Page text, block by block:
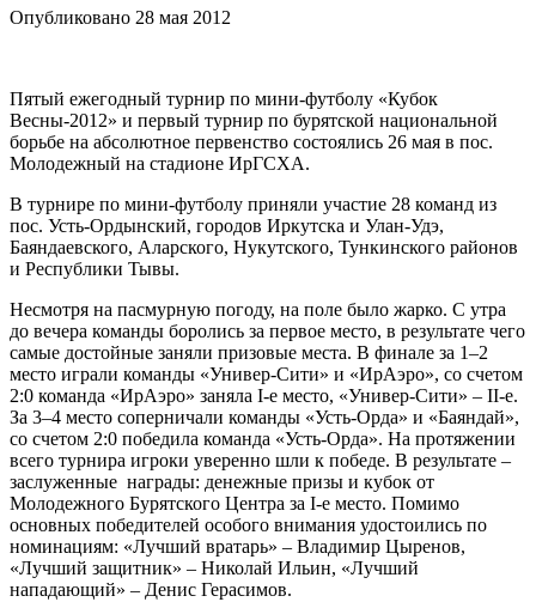
Опубликовано 28 мая 2012
Пятый ежегодный турнир по мини-футболу «Кубок
Весны-2012» и первый турнир по бурятской национальной
борьбе на абсолютное первенство состоялись 26 мая в пос.
Молодежный на стадионе ИрГСХА.
В турнире по мини-футболу приняли участие 28 команд из
пос. Усть-Ордынский, городов Иркутска и Улан-Удэ,
Баяндаевского, Аларского, Нукутского, Тункинского районов
и Республики Тывы.
Несмотря на пасмурную погоду, на поле было жарко. С утра
до вечера команды боролись за первое место, в результате чего
самые достойные заняли призовые места. В финале за 1–2
место играли команды «Универ-Сити» и «ИрАэро», со счетом
2:0 команда «ИрАэро» заняла I-е место, «Универ-Сити» – II-е.
За 3–4 место соперничали команды «Усть-Орда» и «Баяндай»,
со счетом 2:0 победила команда «Усть-Орда». На протяжении
всего турнира игроки уверенно шли к победе. В результате –
заслуженные награды: денежные призы и кубок от
Молодежного Бурятского Центра за I-е место. Помимо
основных победителей особого внимания удостоились по
номинациям: «Лучший вратарь» – Владимир Цыренов,
«Лучший защитник» – Николай Ильин, «Лучший
нападающий» – Денис Герасимов.